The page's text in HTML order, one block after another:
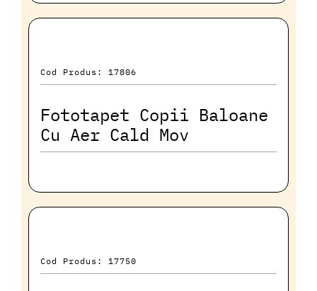
Cod Produs: 17806
Fototapet Copii Baloane
Cu Aer Cald Mov
Cod Produs: 17750